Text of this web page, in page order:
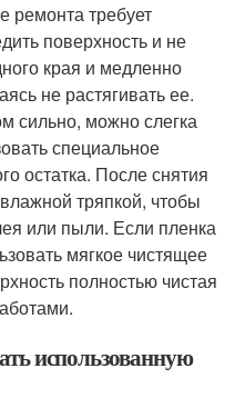
ремонта требует
поверхность и не
края и медленно
не растягивать ее.
сильно, можно слегка
специальное
остатка. После снятия
тряпкой, чтобы
или пыли. Если пленка
мягкое чистящее
полностью чистая
использованную